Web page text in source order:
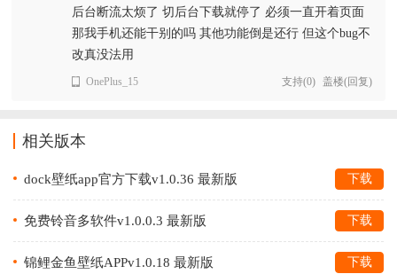
后台断流太烦了 切后台下载就停了 必须一直开着页面
那我手机还能干别的吗 其他功能倒是还行 但这个bug不
改真没法用
OnePlus_15 支持(0) 盖楼(回复)
相关版本
dock壁纸app官方下载v1.0.36 最新版 下载
免费铃音多软件v1.0.0.3 最新版 下载
锦鲤金鱼壁纸APPv1.0.18 最新版 下载